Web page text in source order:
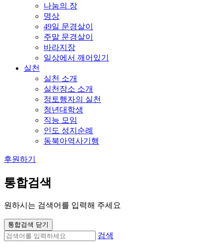
나눔의 장
명상
49일 문경살이
주말 문경살이
바라지장
일상에서 깨어있기
실천
실천 소개
실천장소 소개
정토행자의 실천
청년대학생
직능 모임
인도 성지순례
동북아역사기행
후원하기
통합검색
원하시는 검색어를 입력해 주세요
통합검색 닫기
검색